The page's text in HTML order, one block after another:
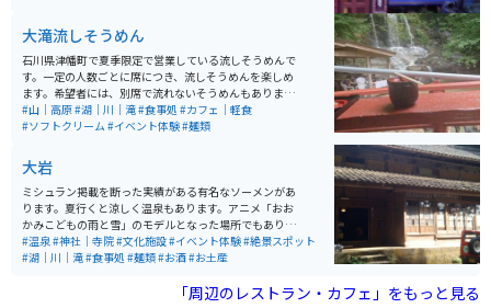
大滝流しそうめん
石川県津幡町で夏季限定で営業している流しそうめんで
す。一定の人数ごとに席につき、流しそうめんを楽しめ
ます。希望者には、別席で流れないそうめんもありま
す。しいたけ焼きやイワナ焼きなどの軽食、イワナの掴
み取りなどもしています。 山の中の川べりでの営業なの
遊びが出来たり、周囲の景色を楽しんだり出来ます。
#山｜高原#湖｜川｜滝#食事処 #カフェ｜軽食
#ソフトクリーム#イベント体験#麺類
大岩
ミシュラン掲載を断った実績がある有名なソーメンがあ
ります。夏行くと涼しく温泉もあります。アニメ「おお
かみこどもの雨と雪」のモデルとなった場所でもありま
す。 滝に打たれる体験もできます。山菜料理やかき氷も
おいしく、お土産にあんころ餅がオススメです。近くに
#温泉#神社｜寺院#文化施設#イベント体験#絶景スポット
#湖｜川｜滝#食事処 #麺類#お酒#お土産
「周辺のレストラン・カフェ」をもっと見る